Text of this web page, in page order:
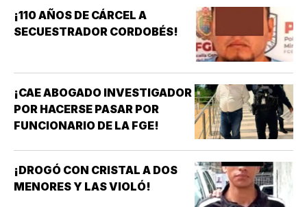
¡110 AÑOS DE CÁRCEL A
SECUESTRADOR CORDOBÉS!
¡CAE ABOGADO INVESTIGADOR
POR HACERSE PASAR POR
FUNCIONARIO DE LA FGE!
¡DROGÓ CON CRISTAL A DOS
MENORES Y LAS VIOLÓ!